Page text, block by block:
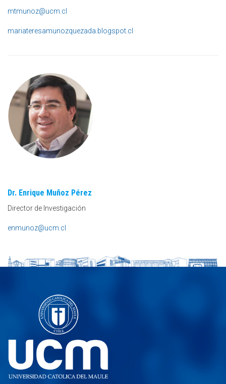
mtmunoz@ucm.cl
mariateresamunozquezada.blogspot.cl
Dr. Enrique Muñoz Pérez
Director de Investigación
enmunoz@ucm.cl